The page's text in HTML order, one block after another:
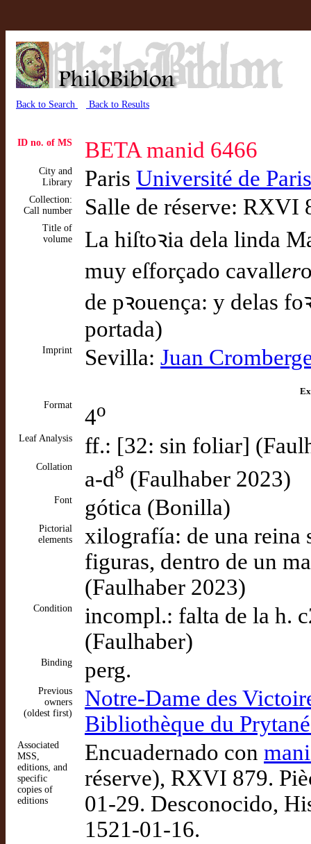
Back to Search Back to Results
ID no. of MS BETA manid 6466
City and
Library
Paris Université de
Collection:
Call number
Salle de réserve: RXVI
Title of
volume
La hiſtoꝛia dela linda
muy eſforçado cavaller
de pꝛouença: y delas
portada)
Imprint Sevilla: Juan
Format
4o
Leaf Analysis ff.: [32: sin foliar]
Collation a-d8 (Faulhaber 2023)
Font gótica (Bonilla)
Pictorial
elements
xilografía: de una reina
figuras, dentro de un
(Faulhaber 2023)
Condition
incompl.: falta de la h.
(Faulhaber)
Binding perg.
Previous
owners
(oldest first)
Notre-Dame des
Bibliothèque du
Associated
MSS,
editions, and
specific
copies of
editions
Encuadernado con
réserve), RXVI 879.
01-29. Desconocido,
1521-01-16.